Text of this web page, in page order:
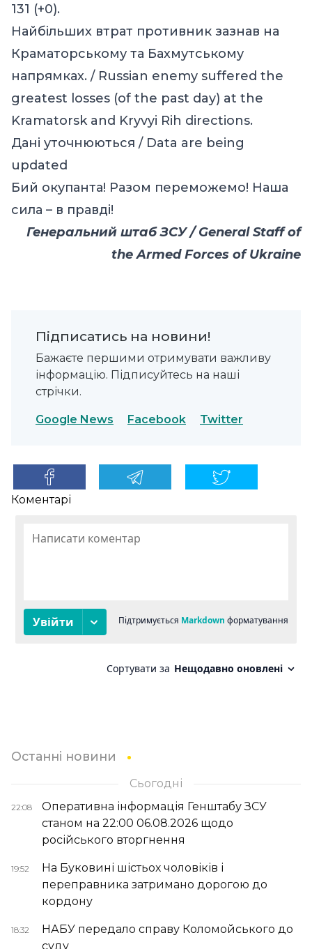
131 (+0).
Найбільших втрат противник зазнав на
Краматорському та Бахмутському
напрямках. / Russian enemy suffered the
greatest losses (of the past day) at the
Kramatorsk and Kryvyi Rih directions.
Дані уточнюються / Data are being
updated
Бий окупанта! Разом переможемо! Наша
сила – в правді!
Генеральний штаб ЗСУ / General Staff of
the Armed Forces of Ukraine
Підписатись на новини!
Бажаєте першими отримувати важливу
інформацію. Підписуйтесь на наші
стрічки.
Google News Facebook Twitter
Коментарі
Останні новини
Сьогодні
22:08
Оперативна інформація Генштабу ЗСУ
станом на 22:00 06.08.2026 щодо
російського вторгнення
19:52
На Буковині шістьох чоловіків і
переправника затримано дорогою до
кордону
18:32
НАБУ передало справу Коломойського до
суду